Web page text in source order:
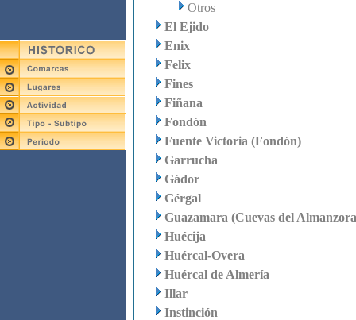
Otros
El Ejido
Enix
Felix
Fines
Fiñana
Fondón
Fuente Victoria (Fondón)
Garrucha
Gádor
Gérgal
Guazamara (Cuevas del
Huécija
Huércal-Overa
Huércal de Almería
Illar
Instinción